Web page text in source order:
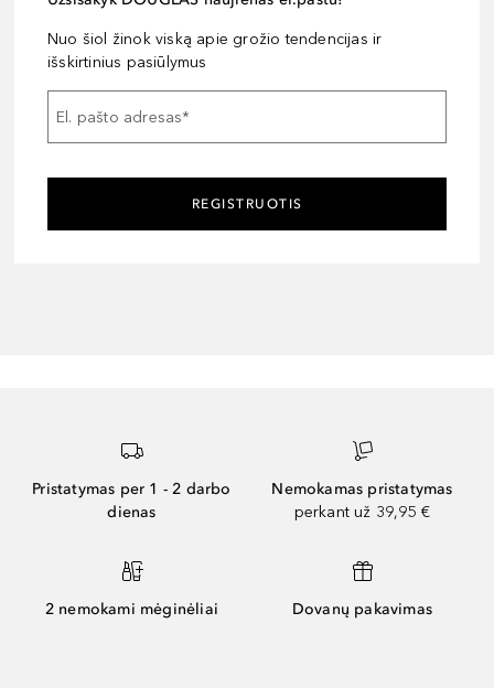
Nuo šiol žinok viską apie grožio tendencijas ir
išskirtinius pasiūlymus
El. pašto adresas*
REGISTRUOTIS
Pristatymas per 1 - 2 darbo
dienas
Nemokamas pristatymas
perkant už 39,95 €
2 nemokami mėginėliai Dovanų pakavimas